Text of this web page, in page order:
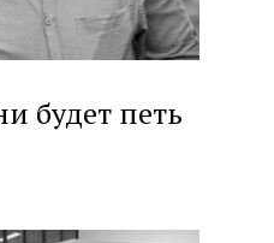
будет петь